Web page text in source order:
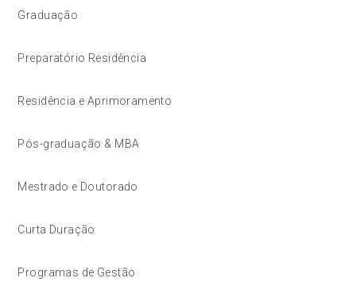
Graduação
Preparatório Residência
Residência e Aprimoramento
Pós-graduação & MBA
Mestrado e Doutorado
Curta Duração
Programas de Gestão